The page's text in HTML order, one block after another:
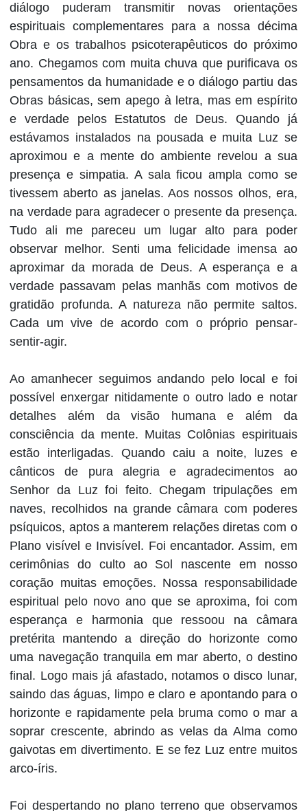
diálogo puderam transmitir novas orientações
espirituais complementares para a nossa décima
Obra e os trabalhos psicoterapêuticos do próximo
ano. Chegamos com muita chuva que purificava os
pensamentos da humanidade e o diálogo partiu das
Obras básicas, sem apego à letra, mas em espírito
e verdade pelos Estatutos de Deus. Quando já
estávamos instalados na pousada e muita Luz se
aproximou e a mente do ambiente revelou a sua
presença e simpatia. A sala ficou ampla como se
tivessem aberto as janelas. Aos nossos olhos, era,
na verdade para agradecer o presente da presença.
Tudo ali me pareceu um lugar alto para poder
observar melhor. Senti uma felicidade imensa ao
aproximar da morada de Deus. A esperança e a
verdade passavam pelas manhãs com motivos de
gratidão profunda. A natureza não permite saltos.
Cada um vive de acordo com o próprio pensar-
sentir-agir.
Ao amanhecer seguimos andando pelo local e foi
possível enxergar nitidamente o outro lado e notar
detalhes além da visão humana e além da
consciência da mente. Muitas Colônias espirituais
estão interligadas. Quando caiu a noite, luzes e
cânticos de pura alegria e agradecimentos ao
Senhor da Luz foi feito. Chegam tripulações em
naves, recolhidos na grande câmara com poderes
psíquicos, aptos a manterem relações diretas com o
Plano visível e Invisível. Foi encantador. Assim, em
cerimônias do culto ao Sol nascente em nosso
coração muitas emoções. Nossa responsabilidade
espiritual pelo novo ano que se aproxima, foi com
esperança e harmonia que ressoou na câmara
pretérita mantendo a direção do horizonte como
uma navegação tranquila em mar aberto, o destino
final. Logo mais já afastado, notamos o disco lunar,
saindo das águas, limpo e claro e apontando para o
horizonte e rapidamente pela bruma como o mar a
soprar crescente, abrindo as velas da Alma como
gaivotas em divertimento. E se fez Luz entre muitos
arco-íris.
Foi despertando no plano terreno que observamos